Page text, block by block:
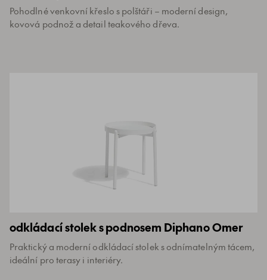
Pohodlné venkovní křeslo s polštáři – moderní design,
kovová podnož a detail teakového dřeva.
odkládací stolek s podnosem Diphano Omer
Praktický a moderní odkládací stolek s odnímatelným tácem,
ideální pro terasy i interiéry.